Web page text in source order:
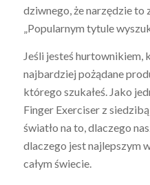
dziwnego, że narzędzie to
„Popularnym tytule
Jeśli jesteś hurtownikiem,
najbardziej pożądane
którego szukałeś. Jako
Finger Exerciser z
światło na to, dlaczego
dlaczego jest najlepszym
całym świecie.